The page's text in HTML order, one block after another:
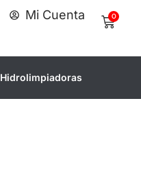
Mi Cuenta 0
Hidrolimpiadoras